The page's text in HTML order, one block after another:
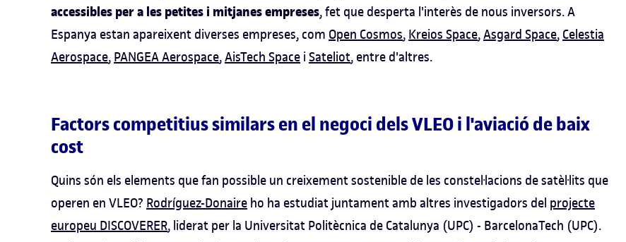
accessibles per a les petites i mitjanes empreses, fet que desperta l'interès de nous inversors. A
Espanya estan apareixent diverses empreses, com Open Cosmos, Kreios Space,Asgard Space, Celestia
Aerospace, PANGEA Aerospace,AisTech Space i Sateliot, entre d'altres.
Factors competitius similars en el negoci dels VLEO i l'aviació de baix
cost
Quins són els elements que fan possible un creixement sostenible de les constel·lacions de satèl·lits que
operen en VLEO? Rodríguez-Donaire ho ha estudiat juntament amb altres investigadors del projecte
europeu DISCOVERER, liderat per la Universitat Politècnica de Catalunya (UPC) - BarcelonaTech (UPC).